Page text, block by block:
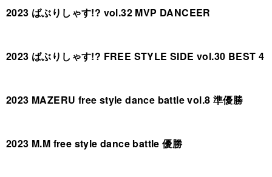
2023 ばぶりしゃす!? vol.32 MVP DANCEER
2023 ばぶりしゃす!? FREE STYLE SIDE vol.30 BEST 4
2023 MAZERU free style dance battle vol.8 準優勝
2023 M.M free style dance battle 優勝